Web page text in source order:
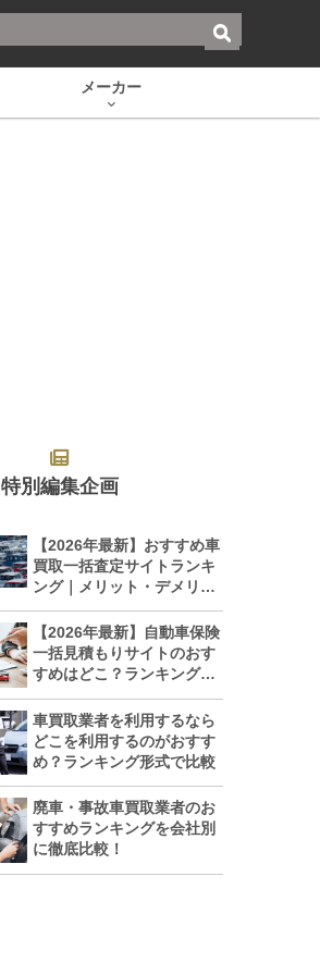
メーカー
特別編集企画
【2026年最新】おすすめ車
買取一括査定サイトランキ
ング｜メリット・デメリッ
トも解説
【2026年最新】自動車保険
一括見積もりサイトのおす
すめはどこ？ランキングで
車買取業者を利用するなら
どこを利用するのがおすす
め？ランキング形式で比較
廃車・事故車買取業者のお
すすめランキングを会社別
に徹底比較！